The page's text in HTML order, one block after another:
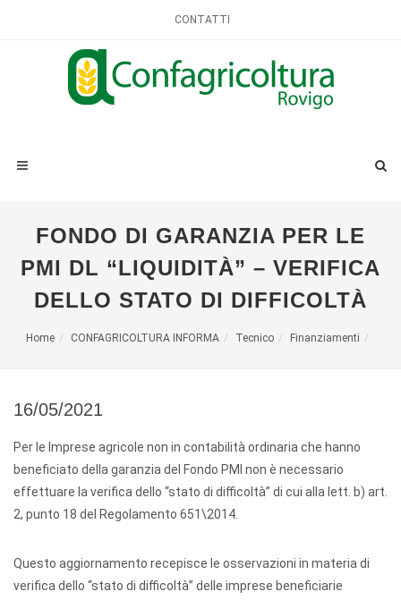
CONTATTI
FONDO DI GARANZIA PER LE
PMI DL “LIQUIDITÀ” – VERIFICA
DELLO STATO DI DIFFICOLTÀ
Home CONFAGRICOLTURA INFORMA Tecnico Finanziamenti
16/05/2021
Per le Imprese agricole non in contabilità ordinaria che hanno
beneficiato della garanzia del Fondo PMI non è necessario
effettuare la verifica dello “stato di difficoltà” di cui alla lett. b) art.
2, punto 18 del Regolamento 651\2014.
Questo aggiornamento recepisce le osservazioni in materia di
verifica dello “stato di difficoltà” delle imprese beneficiarie